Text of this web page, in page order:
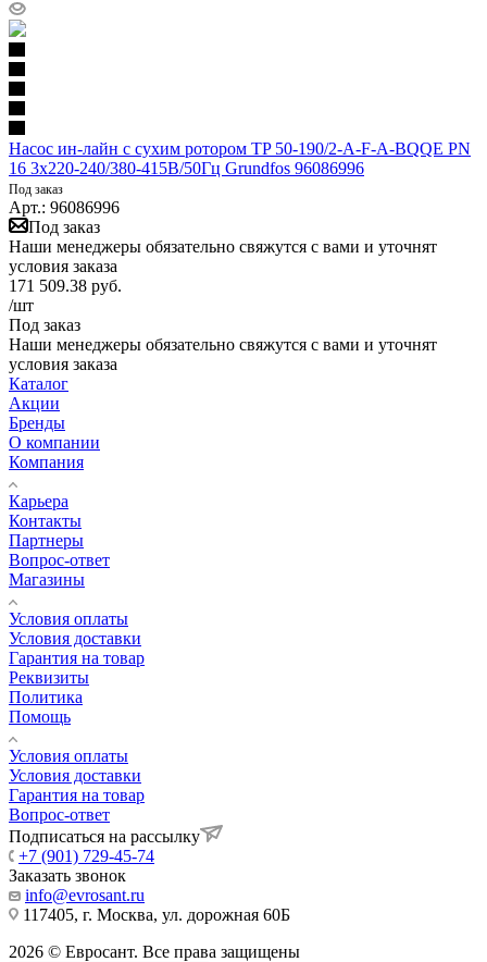
Насос ин-лайн с сухим ротором TP 50-190/2-A-F-A-BQQE PN
16 3x220-240/380-415В/50Гц Grundfos 96086996
Под заказ
Арт.: 96086996
Под заказ
Наши менеджеры обязательно свяжутся с вами и уточнят
условия заказа
171 509.38 руб.
/шт
Под заказ
Наши менеджеры обязательно свяжутся с вами и уточнят
условия заказа
Каталог
Акции
Бренды
О компании
Компания
Карьера
Контакты
Партнеры
Вопрос-ответ
Магазины
Условия оплаты
Условия доставки
Гарантия на товар
Реквизиты
Политика
Помощь
Условия оплаты
Условия доставки
Гарантия на товар
Вопрос-ответ
Подписаться на рассылку
+7 (901) 729-45-74
Заказать звонок
info@evrosant.ru
117405, г. Москва, ул. дорожная 60Б
2026 © Евросант. Все права защищены